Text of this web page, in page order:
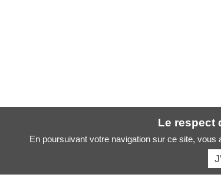
Le respect
En poursuivant votre navigation sur ce site,